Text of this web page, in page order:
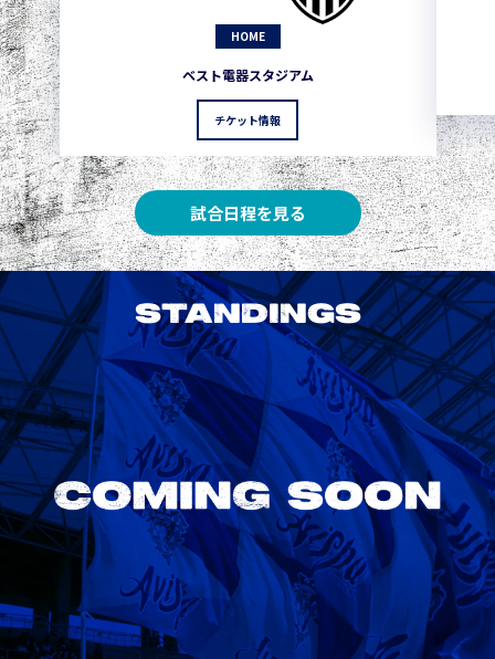
HOME
ベスト電器スタジアム
チケット情報
試合日程を見る
STANDINGS